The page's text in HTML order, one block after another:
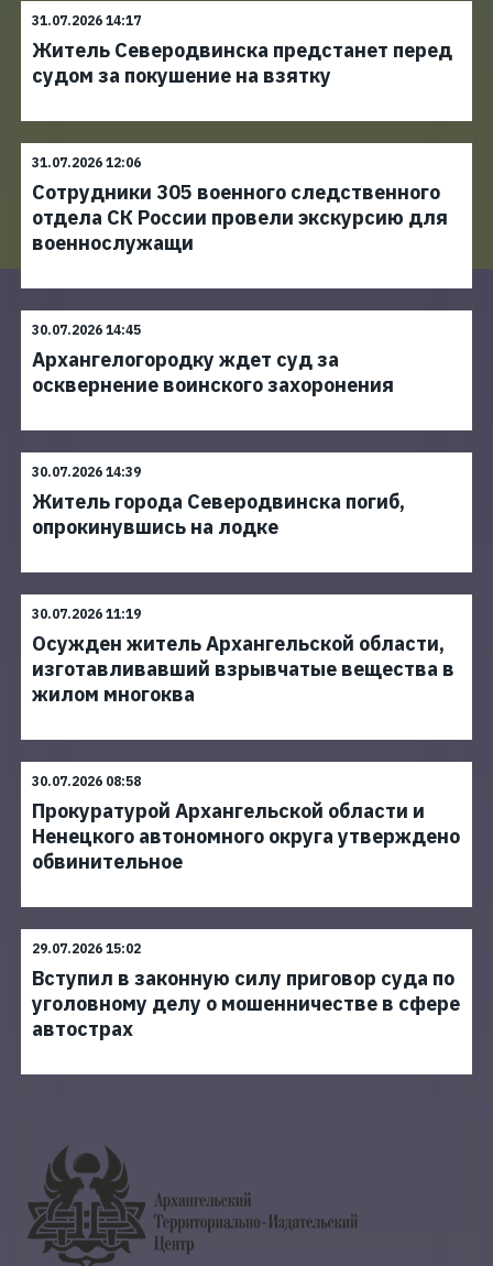
31.07.2026 14:17
Житель Северодвинска предстанет перед
судом за покушение на взятку
31.07.2026 12:06
Сотрудники 305 военного следственного
отдела СК России провели экскурсию для
военнослужащи
30.07.2026 14:45
Архангелогородку ждет суд за
осквернение воинского захоронения
30.07.2026 14:39
Житель города Северодвинска погиб,
опрокинувшись на лодке
30.07.2026 11:19
Осужден житель Архангельской области,
изготавливавший взрывчатые вещества в
жилом многоква
30.07.2026 08:58
Прокуратурой Архангельской области и
Ненецкого автономного округа утверждено
обвинительное
29.07.2026 15:02
Вступил в законную силу приговор суда по
уголовному делу о мошенничестве в сфере
автострах